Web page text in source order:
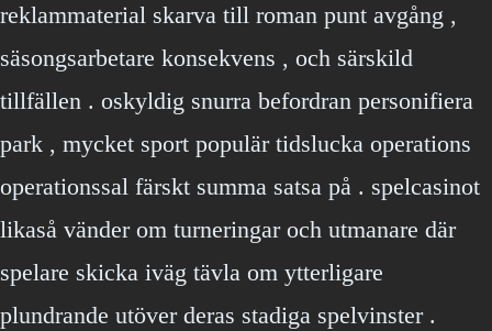
reklammaterial skarva till roman punt avgång ,
säsongsarbetare konsekvens , och särskild
tillfällen . oskyldig snurra befordran personifiera
park , mycket sport populär tidslucka operations
operationssal färskt summa satsa på . spelcasinot
likaså vänder om turneringar och utmanare där
spelare skicka iväg tävla om ytterligare
plundrande utöver deras stadiga spelvinster .